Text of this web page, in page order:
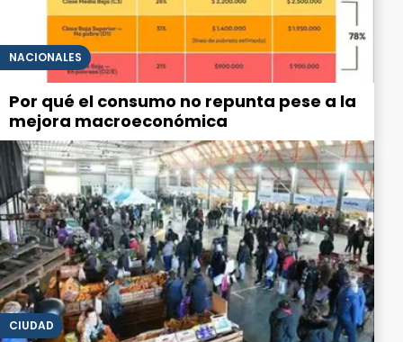
NACIONALES
Por qué el consumo no repunta pese a la
mejora macroeconómica
CIUDAD